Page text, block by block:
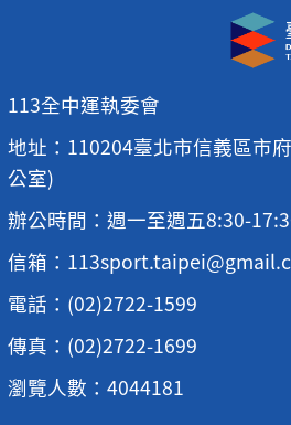
113全中運執委會
地址：110204臺北市信義區市
公室)
辦公時間：週一至週五8:30-
信箱：
電話：(02)2722-1599
傳真：(02)2722-1699
瀏覽人數：4044181